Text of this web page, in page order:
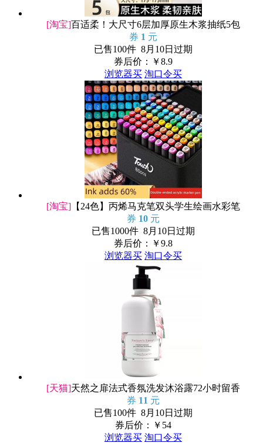
[淘宝]百适柔！大尺寸6层加厚原生木浆抽纸5包
券 1 元
已售100件 8月10日过期
券后价：￥8.9
浏览器买 淘口令买
[淘宝] 【24色】丙烯马克笔双头学生绘画水彩笔
券 10 元
已售1000件 8月10日过期
券后价：￥9.8
浏览器买 淘口令买
[天猫]天然之扉法式香氛洗发沐浴露72小时留香
券 11 元
已售100件 8月10日过期
券后价：￥ 54
浏览器买 淘口令买